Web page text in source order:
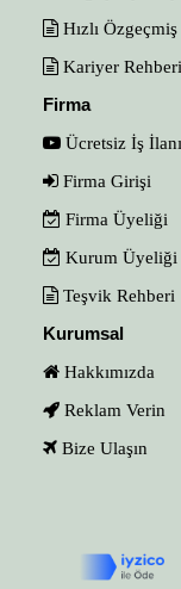
Hızlı
Kariyer Rehberi
Firma
Ücretsiz İş
Firma Girişi
Firma Üyeliği
Kurum Üyeliği
Teşvik Rehberi
Kurumsal
Hakkımızda
Reklam Verin
Bize Ulaşın